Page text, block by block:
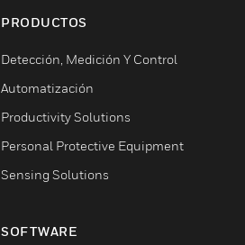
PRODUCTOS
Detección, Medición Y Control
Automatización
Productivity Solutions
Personal Protective Equipment
Sensing Solutions
SOFTWARE